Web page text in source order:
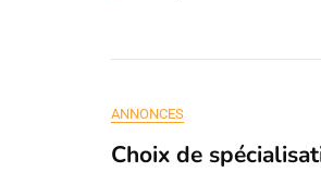
ANNONCES
Choix de